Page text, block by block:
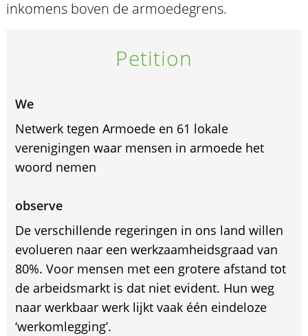
inkomens boven de armoedegrens.
Petition
We
Netwerk tegen Armoede en 61 lokale
verenigingen waar mensen in armoede het
woord nemen
observe
De verschillende regeringen in ons land willen
evolueren naar een werkzaamheidsgraad van
80%. Voor mensen met een grotere afstand tot
de arbeidsmarkt is dat niet evident. Hun weg
naar werkbaar werk lijkt vaak één eindeloze
‘werkomlegging’.